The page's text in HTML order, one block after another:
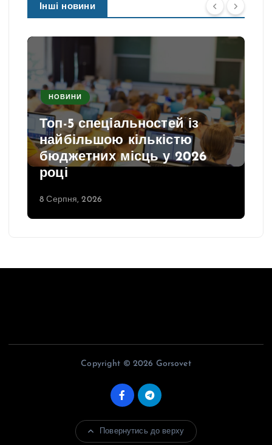
Інші новини
НОВИНИ
Топ-5 спеціальностей із
найбільшою кількістю
бюджетних місць у 2026
році
8 Серпня, 2026
Copyright © 2026 Gorsovet
Повернутись до верху